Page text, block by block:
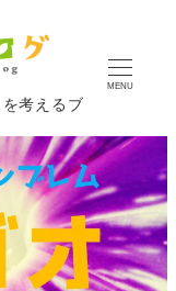
考えるブ
MENU